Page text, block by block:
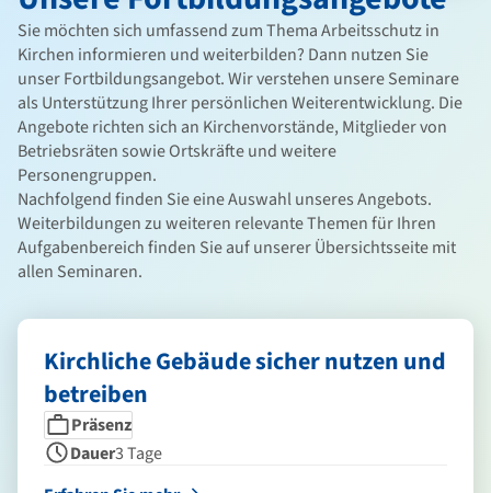
Sie möchten sich umfassend zum Thema Arbeitsschutz in
Kirchen informieren und weiterbilden? Dann nutzen Sie
unser Fortbildungsangebot. Wir verstehen unsere Seminare
als Unterstützung Ihrer persönlichen Weiterentwicklung. Die
Angebote richten sich an Kirchenvorstände, Mitglieder von
Betriebsräten sowie Ortskräfte und weitere
Personengruppen.
Nachfolgend finden Sie eine Auswahl unseres Angebots.
Weiterbildungen zu weiteren relevante Themen für Ihren
Aufgabenbereich finden Sie auf unserer Übersichtsseite mit
allen Seminaren.
Kirchliche Gebäude sicher nutzen und
betreiben
Seminarform
Präsenz
Dauer
Dauer3 Tage